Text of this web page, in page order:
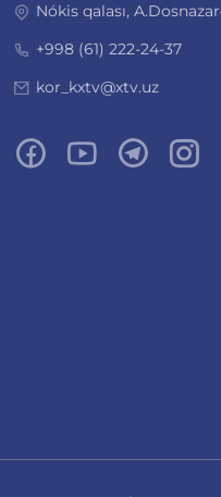
Nókis qalası,
+998 (61) 222-24-37
kor_kxtv@xtv.uz